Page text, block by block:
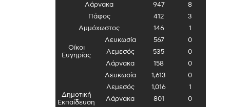
Λάρνακα
947
8
Πάφος
412
3
Αμμόχωστος
146 1
Οίκοι
Ευγηρίας
Λευκωσία 567
0
Λεμεσός
535
0
Λάρνακα
158 0
Δημοτική
Εκπαίδευση
Λευκωσία 1,613
0
Λεμεσός
1,016
1
Λάρνακα
801 0